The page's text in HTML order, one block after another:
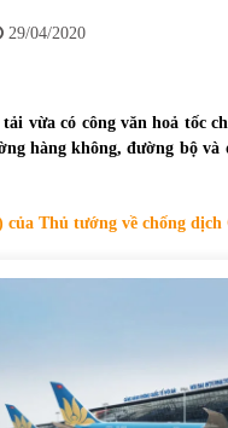
2022
Tự doanh ngày 3.6.2022: CTCK mua
06/06/2022
10 tỷ phú giàu nhất thế giới – Bảng
29/04/2020
vừa có công văn hoả tốc
hàng không, đường bộ
Thủ tướng về chống dịch